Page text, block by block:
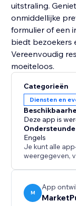
uitstraling.
onmiddellijke
formulier of een
biedt bezoekers
Vereenvoudig
moeiteloos.
Categorieën
Diensten en
Deze app is
Engels
Je kunt alle
weergegeven,
M
App